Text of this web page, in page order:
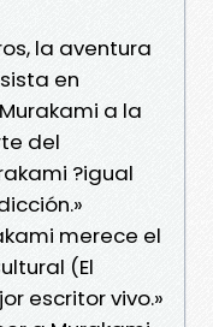
la aventura
en
a la
del
?igual
merece el
(El
escritor vivo.»